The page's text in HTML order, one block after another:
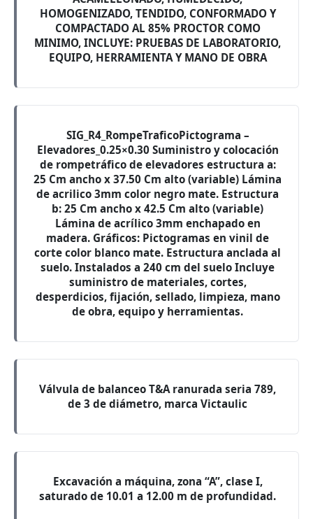
HOMOGENIZADO, TENDIDO, CONFORMADO Y
COMPACTADO AL 85% PROCTOR COMO
MINIMO, INCLUYE: PRUEBAS DE LABORATORIO,
EQUIPO, HERRAMIENTA Y MANO DE OBRA
SIG_R4_RompeTraficoPictograma –
Elevadores_0.25×0.30 Suministro y colocación
de rompetráfico de elevadores estructura a:
25 Cm ancho x 37.50 Cm alto (variable) Lámina
de acrilico 3mm color negro mate. Estructura
b: 25 Cm ancho x 42.5 Cm alto (variable)
Lámina de acrílico 3mm enchapado en
madera. Gráficos: Pictogramas en vinil de
corte color blanco mate. Estructura anclada al
suelo. Instalados a 240 cm del suelo Incluye
suministro de materiales, cortes,
desperdicios, fijación, sellado, limpieza, mano
de obra, equipo y herramientas.
Válvula de balanceo T&A ranurada seria 789,
de 3 de diámetro, marca Victaulic
Excavación a máquina, zona “A”, clase I,
saturado de 10.01 a 12.00 m de profundidad.